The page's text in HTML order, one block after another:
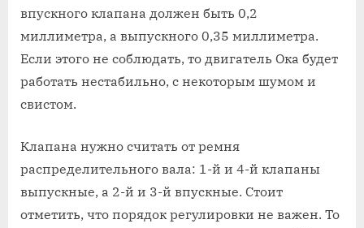
впускного клапана должен быть 0,2
миллиметра, а выпускного 0,35 миллиметра.
Если этого не соблюдать, то двигатель Ока будет
работать нестабильно, с некоторым шумом и
свистом.
Клапана нужно считать от ремня
распределительного вала: 1-й и 4-й клапаны
выпускные, а 2-й и 3-й впускные. Стоит
отметить, что порядок регулировки не важен. То